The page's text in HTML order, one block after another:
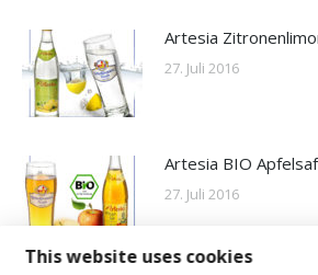
Artesia
27. Juli 2016
Artesia BIO
27. Juli 2016
This website uses cookies